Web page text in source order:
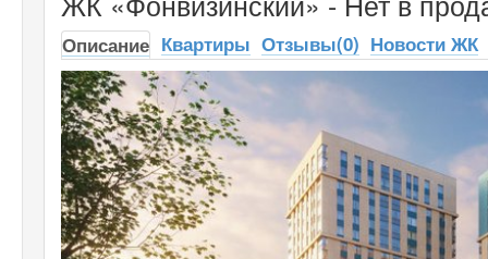
Описание Квартиры Отзывы(0) Новости ЖК